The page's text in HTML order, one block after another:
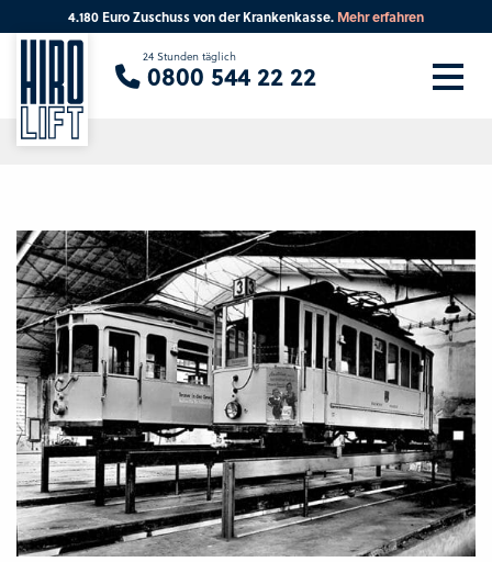
4.180 Euro Zuschuss von der Krankenkasse. Mehr erfahren
24 Stunden täglich
0800 544 22 22
Sie suchen eine Beratung vor Ort?
Ihre PLZ Beratung